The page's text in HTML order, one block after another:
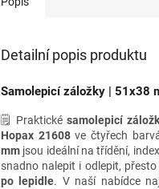
Detailní popis produktu
Samolepicí záložky | 51x38
🗒️ Praktické samolepicí
Hopax 21608ve čtyřech
mm jsou ideální na třídění,
snadno nalepit i odlepit,
po lepidle. V naší nabídce